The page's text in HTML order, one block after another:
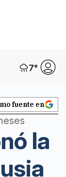
7°
fuente en
la